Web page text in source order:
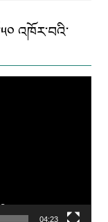
འཁོར་བའི་
04:23